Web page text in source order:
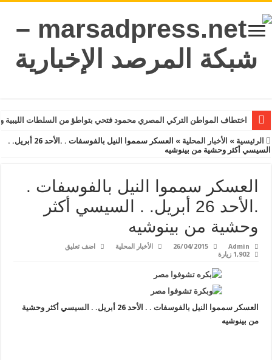
اختطاف المواطن التركي المصري محمود فتحي بتواطؤ من السلطات
الرئيسية » الأخبار المحلية »
العسكر سمموا النيل بالفوسفات . .الأحد 26 أبريل. .
السيسي أكثر وحشية من بينوشيه
العسكر سمموا النيل بالفوسفات .
.الأحد 26 أبريل. . السيسي أكثر
وحشية من بينوشيه
Admin
26/04/2015 الأخبار المحلية
اضف تعليق
1,902 زيارة
العسكر سمموا النيل بالفوسفات . . الأحد 26 أبريل. . السيسي أكثر وحشية
من بينوشيه